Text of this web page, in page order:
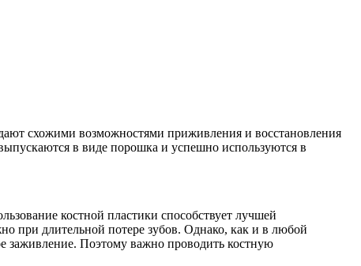
схожими возможностями приживления и восстановления
в виде порошка и успешно используются в
костной пластики способствует лучшей
при длительной потере зубов. Однако, как и в любой
заживление. Поэтому важно проводить костную